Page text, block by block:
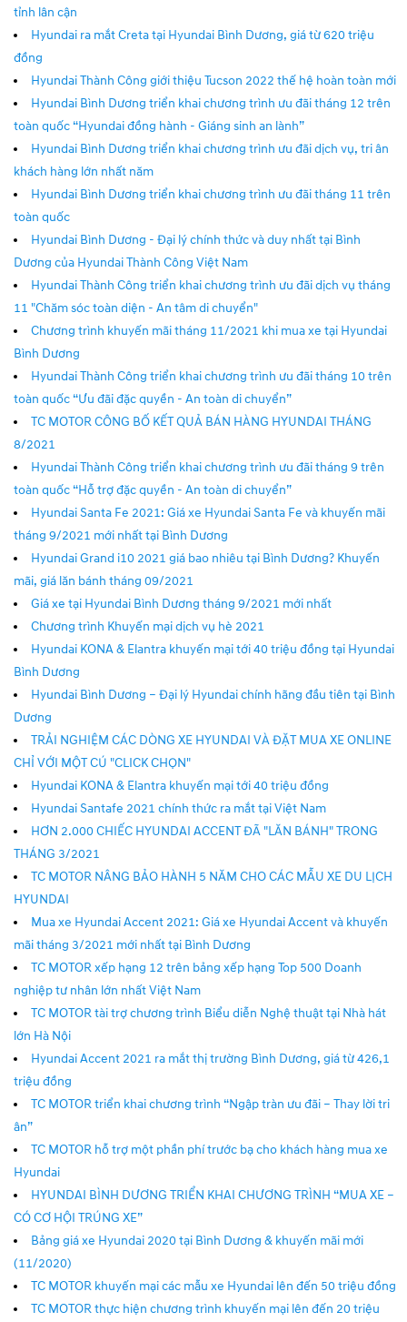
tỉnh lân cận
Hyundai ra mắt Creta tại Hyundai Bình Dương, giá từ 620 triệu
đồng
Hyundai Thành Công giới thiệu Tucson 2022 thế hệ hoàn toàn mới
Hyundai Bình Dương triển khai chương trình ưu đãi tháng 12 trên
toàn quốc “Hyundai đồng hành - Giáng sinh an lành”
Hyundai Bình Dương triển khai chương trình ưu đãi dịch vụ, tri ân
khách hàng lớn nhất năm
Hyundai Bình Dương triển khai chương trình ưu đãi tháng 11 trên
toàn quốc
Hyundai Bình Dương - Đại lý chính thức và duy nhất tại Bình
Dương của Hyundai Thành Công Việt Nam
Hyundai Thành Công triển khai chương trình ưu đãi dịch vụ tháng
11 "Chăm sóc toàn diện - An tâm di chuyển"
Chương trình khuyến mãi tháng 11/2021 khi mua xe tại Hyundai
Bình Dương
Hyundai Thành Công triển khai chương trình ưu đãi tháng 10 trên
toàn quốc “Ưu đãi đặc quyền - An toàn di chuyển”
TC MOTOR CÔNG BỐ KẾT QUẢ BÁN HÀNG HYUNDAI THÁNG
8/2021
Hyundai Thành Công triển khai chương trình ưu đãi tháng 9 trên
toàn quốc “Hỗ trợ đặc quyền - An toàn di chuyển”
Hyundai Santa Fe 2021: Giá xe Hyundai Santa Fe và khuyến mãi
tháng 9/2021 mới nhất tại Bình Dương
Hyundai Grand i10 2021 giá bao nhiêu tại Bình Dương? Khuyến
mãi, giá lăn bánh tháng 09/2021
Giá xe tại Hyundai Bình Dương tháng 9/2021 mới nhất
Chương trình Khuyến mại dịch vụ hè 2021
Hyundai KONA & Elantra khuyến mại tới 40 triệu đồng tại Hyundai
Bình Dương
Hyundai Bình Dương – Đại lý Hyundai chính hãng đầu tiên tại Bình
Dương
TRẢI NGHIỆM CÁC DÒNG XE HYUNDAI VÀ ĐẶT MUA XE ONLINE
CHỈ VỚI MỘT CÚ "CLICK CHỌN"
Hyundai KONA & Elantra khuyến mại tới 40 triệu đồng
Hyundai Santafe 2021 chính thức ra mắt tại Việt Nam
HƠN 2.000 CHIẾC HYUNDAI ACCENT ĐÃ "LĂN BÁNH" TRONG
THÁNG 3/2021
TC MOTOR NÂNG BẢO HÀNH 5 NĂM CHO CÁC MẪU XE DU LỊCH
HYUNDAI
Mua xe Hyundai Accent 2021: Giá xe Hyundai Accent và khuyến
mãi tháng 3/2021 mới nhất tại Bình Dương
TC MOTOR xếp hạng 12 trên bảng xếp hạng Top 500 Doanh
nghiệp tư nhân lớn nhất Việt Nam
TC MOTOR tài trợ chương trình Biểu diễn Nghệ thuật tại Nhà hát
lớn Hà Nội
Hyundai Accent 2021 ra mắt thị trường Bình Dương, giá từ 426,1
triệu đồng
TC MOTOR triển khai chương trình “Ngập tràn ưu đãi – Thay lời tri
ân”
TC MOTOR hỗ trợ một phần phí trước bạ cho khách hàng mua xe
Hyundai
HYUNDAI BÌNH DƯƠNG TRIỂN KHAI CHƯƠNG TRÌNH “MUA XE –
CÓ CƠ HỘI TRÚNG XE”
Bảng giá xe Hyundai 2020 tại Bình Dương & khuyến mãi mới
(11/2020)
TC MOTOR khuyến mại các mẫu xe Hyundai lên đến 50 triệu đồng
TC MOTOR thực hiện chương trình khuyến mại lên đến 20 triệu